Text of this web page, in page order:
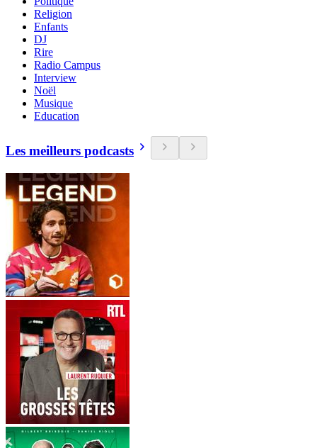
Religion
Enfants
DJ
Rire
Radio Campus
Interview
Noël
Musique
Education
Les meilleurs podcasts